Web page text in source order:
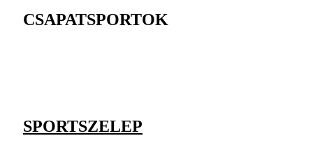
CSAPATSPORTOK
SPORTSZELEP